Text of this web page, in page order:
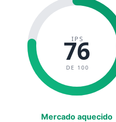
IPS
76
DE 100
Mercado aquecido